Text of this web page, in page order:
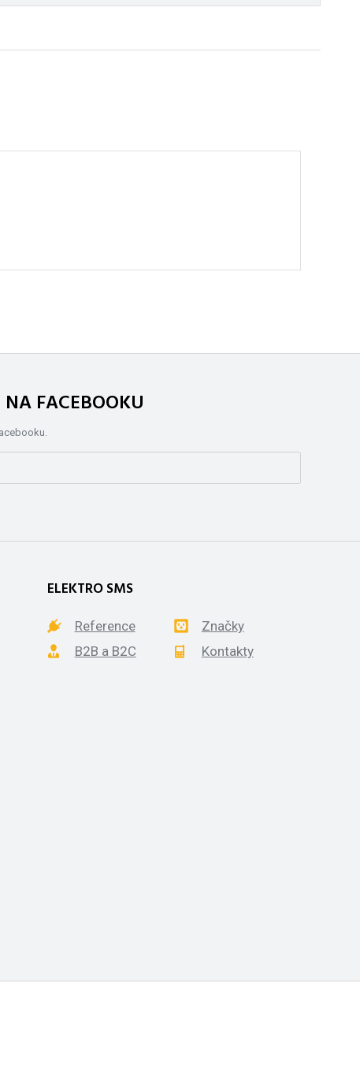
NA FACEBOOKU
ELEKTRO SMS
Reference
Značky
B2B a B2C
Kontakty